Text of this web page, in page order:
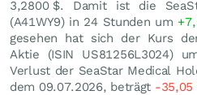
3,2800 $. Damit ist die
(A41WY9) in 24 Stunden um
gesehen hat sich der Kurs
Aktie (ISIN US81256L3024)
Verlust der SeaStar Medical
dem 09.07.2026, beträgt -35,05